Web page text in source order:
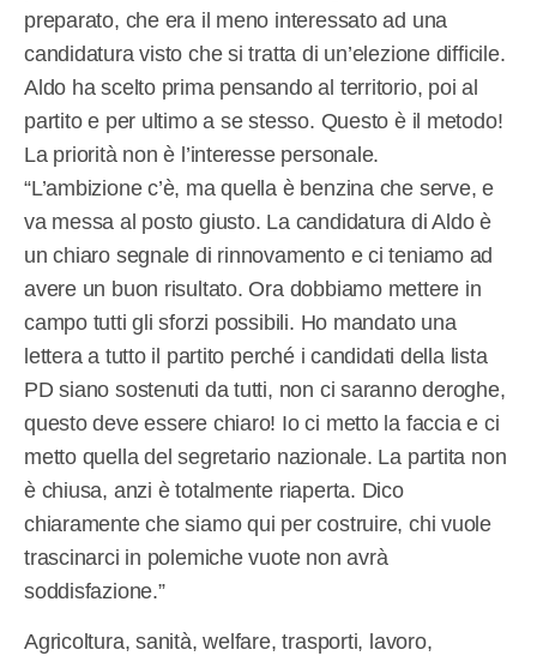
preparato, che era il meno interessato ad una
candidatura visto che si tratta di un’elezione difficile.
Aldo ha scelto prima pensando al territorio, poi al
partito e per ultimo a se stesso. Questo è il metodo!
La priorità non è l’interesse personale.
“L’ambizione c’è, ma quella è benzina che serve, e
va messa al posto giusto. La candidatura di Aldo è
un chiaro segnale di rinnovamento e ci teniamo ad
avere un buon risultato. Ora dobbiamo mettere in
campo tutti gli sforzi possibili. Ho mandato una
lettera a tutto il partito perché i candidati della lista
PD siano sostenuti da tutti, non ci saranno deroghe,
questo deve essere chiaro! Io ci metto la faccia e ci
metto quella del segretario nazionale. La partita non
è chiusa, anzi è totalmente riaperta. Dico
chiaramente che siamo qui per costruire, chi vuole
trascinarci in polemiche vuote non avrà
soddisfazione.”
Agricoltura, sanità, welfare, trasporti, lavoro,